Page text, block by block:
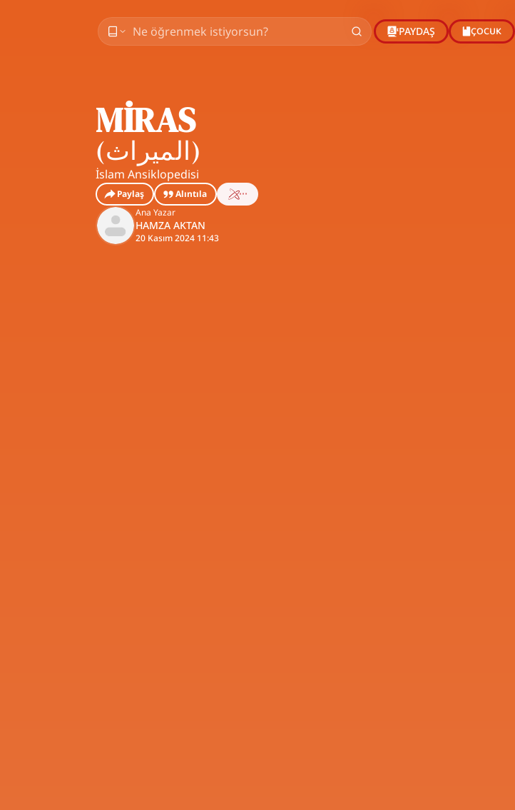
PAYDAŞ ÇOCUK
MİRAS
(الميراث)
İslam Ansiklopedisi
Paylaş
Alıntıla
Ana Yazar
HAMZA AKTAN
20 Kasım 2024 11:43